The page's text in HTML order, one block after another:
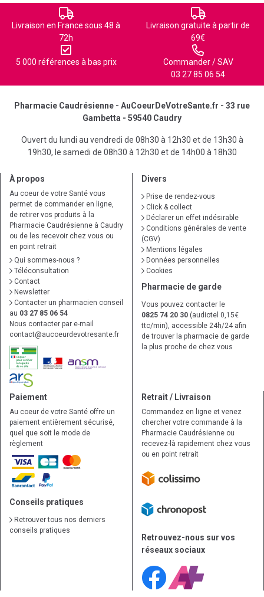
Livraison en France sous 48 à
72h
Livraison gratuite à partir de
69€
5 000 références à bas prix
Commander / SAV
03 27 85 06 54
Pharmacie Caudrésienne - AuCoeurDeVotreSante.fr - 33 rue
Gambetta - 59540 Caudry
Ouvert du lundi au vendredi de 08h30 à 12h30 et de 13h30 à
19h30, le samedi de 08h30 à 12h30 et de 14h00 à 18h30
À propos
Au coeur de votre Santé vous
permet de commander en ligne,
de retirer vos produits à la
Pharmacie Caudrésienne à Caudry
ou de les recevoir chez vous ou
en point retrait
Qui sommes-nous ?
Téléconsultation
Contact
Newsletter
Contacter un pharmacien conseil
au 03 27 85 06 54
Nous contacter par e-mail
contact@aucoeurdevotresante.fr
Divers
Prise de rendez-vous
Click & collect
Déclarer un effet indésirable
Conditions générales de vente
(CGV)
Mentions légales
Données personnelles
Cookies
Pharmacie de garde
Vous pouvez contacter le
0825 74 20 30 (audiotel 0,15€
ttc/min), accessible 24h/24 afin
de trouver la pharmacie de garde
la plus proche de chez vous
Paiement
Au coeur de votre Santé offre un
paiement entièrement sécurisé,
quel que soit le mode de
règlement
Conseils pratiques
Retrouver tous nos derniers
conseils pratiques
Retrait / Livraison
Commandez en ligne et venez
chercher votre commande à la
Pharmacie Caudrésienne ou
recevez-là rapidement chez vous
ou en point retrait
Retrouvez-nous sur vos
réseaux sociaux